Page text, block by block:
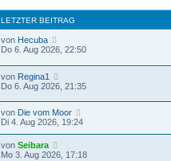
LETZTER BEITRAG
von Hecuba
Do 6. Aug 2026, 22:50
von Regina1
Do 6. Aug 2026, 21:35
von Die vom Moor
Di 4. Aug 2026, 19:24
von Seibara
Mo 3. Aug 2026, 17:18